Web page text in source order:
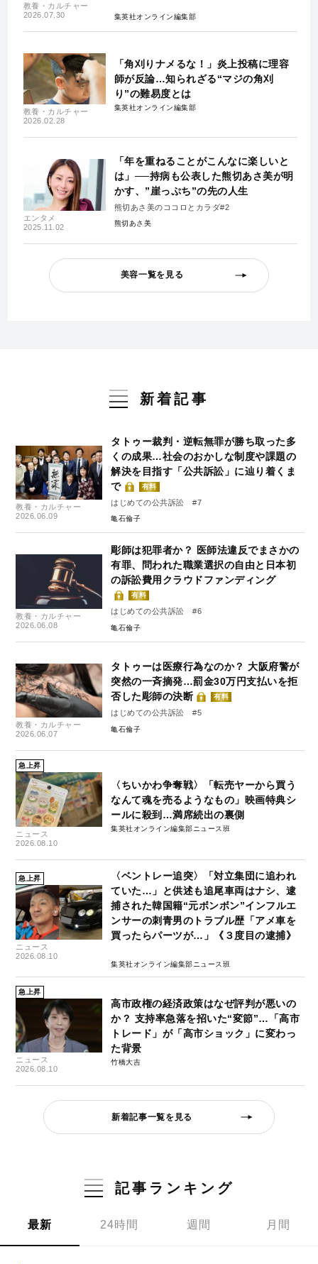
教養・カルチャー
2026.07.30
集英社オンライン編集部
教養・カルチャー
2026.02.28
「角刈りナメるな！」炎上投稿に理容
師が反論…知られざる“マジの角刈
り”の難易度とは
集英社オンライン編集部
エンタメ
2025.11.02
「年を重ねることがこんなに楽しいと
は」──持病も公表した熊切あさ美が明
かす、”崖っぷち”の先の人生
熊切あさ美のココロとカラダ#2
熊切あさ美
美容一覧を見る
新着記事
教養・カルチャー
2026.06.09
タトゥー裁判・逆転無罪が勝ち取った多
くの成果…社会のおかしな制度や課題の
解決を目指す「公共訴訟」に辿り着くま
で
有料
はじめての公共訴訟 #7
亀石倫子
教養・カルチャー
2026.06.08
彫師は犯罪者か？ 医師法違反でまさかの
有罪、問われた職業選択の自由と日本初
の訴訟費用クラウドファンディング
有料
はじめての公共訴訟 #6
亀石倫子
教養・カルチャー
2026.06.07
タトゥーは医療行為なのか？ 大阪府警が
突然の一斉摘発…罰金30万円支払いを拒
否した彫師の決断
有料
はじめての公共訴訟 #5
亀石倫子
急上昇
ニュース
2026.08.10
〈ちいかわ争奪戦〉「転売ヤーから買う
なんて魂を売るようなもの」映画特典シ
ールに殺到…満席続出の裏側
集英社オンライン編集部ニュース班
急上昇
ニュース
2026.08.10
〈ベントレー追突〉「対立集団に追われ
ていた…」と供述も追尾車両はナシ、逮
捕された韓国籍“元ボンボン”インフルエ
ンサーの刺青男のトラブル歴「アメ車を
買ったらパーツが…」《３度目の逮捕》
集英社オンライン編集部ニュース班
急上昇
ニュース
2026.08.10
高市政権の経済政策はなぜ評判が悪いの
か？ 支持率急落を招いた“変節”…「高市
トレード」が「高市ショック」に変わっ
た背景
竹橋大吉
新着記事一覧を見る
記事ランキング
最新 24時間 週間 月間